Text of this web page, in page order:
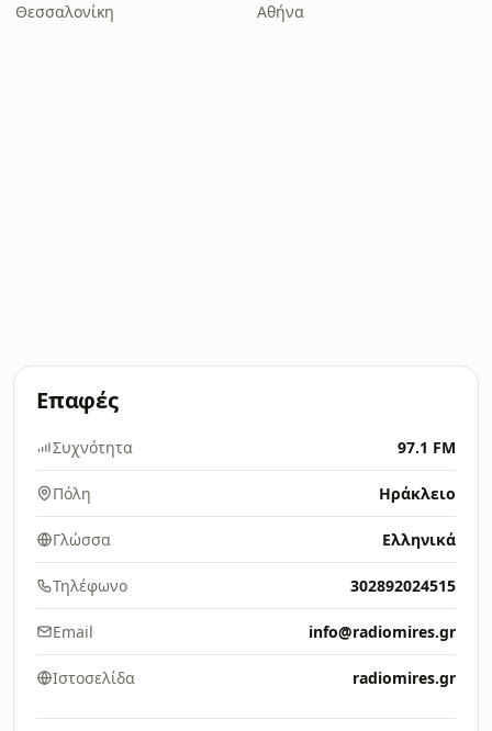
Θεσσαλονίκη Αθήνα
Επαφές
Συχνότητα 97.1 FM
Πόλη Ηράκλειο
Γλώσσα Ελληνικά
Τηλέφωνο 302892024515
Email info@radiomires.gr
Ιστοσελίδα radiomires.gr